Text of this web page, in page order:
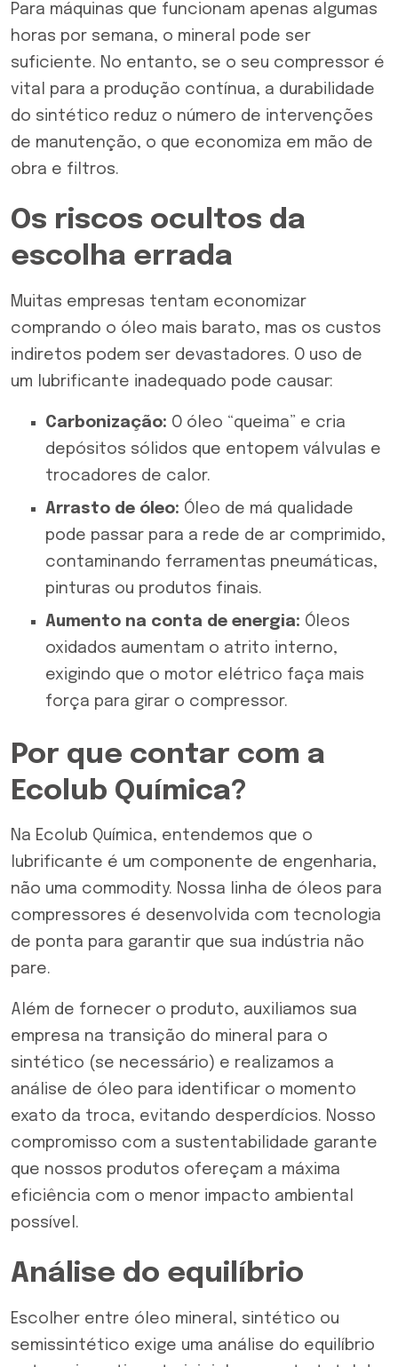
Para máquinas que funcionam apenas algumas
horas por semana, o mineral pode ser
suficiente. No entanto, se o seu compressor é
vital para a produção contínua, a durabilidade
do sintético reduz o número de intervenções
de manutenção, o que economiza em mão de
obra e filtros.
Os riscos ocultos da
escolha errada
Muitas empresas tentam economizar
comprando o óleo mais barato, mas os custos
indiretos podem ser devastadores. O uso de
um lubrificante inadequado pode causar:
Carbonização: O óleo “queima” e cria
depósitos sólidos que entopem válvulas e
trocadores de calor.
Arrasto de óleo: Óleo de má qualidade
pode passar para a rede de ar comprimido,
contaminando ferramentas pneumáticas,
pinturas ou produtos finais.
Aumento na conta de energia: Óleos
oxidados aumentam o atrito interno,
exigindo que o motor elétrico faça mais
força para girar o compressor.
Por que contar com a
Ecolub Química?
Na Ecolub Química, entendemos que o
lubrificante é um componente de engenharia,
não uma commodity. Nossa linha de óleos para
compressores é desenvolvida com tecnologia
de ponta para garantir que sua indústria não
pare.
Além de fornecer o produto, auxiliamos sua
empresa na transição do mineral para o
sintético (se necessário) e realizamos a
análise de óleo para identificar o momento
exato da troca, evitando desperdícios. Nosso
compromisso com a sustentabilidade garante
que nossos produtos ofereçam a máxima
eficiência com o menor impacto ambiental
possível.
Análise do equilíbrio
Escolher entre óleo mineral, sintético ou
semissintético exige uma análise do equilíbrio